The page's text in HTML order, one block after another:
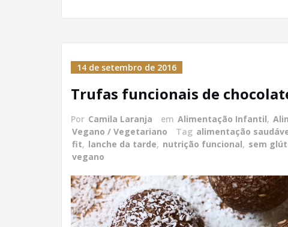
14 de setembro de 2016
Trufas funcionais de
Por Camila Laranja em Alimentação Infantil,
Vegano / Vegetariano
Tag alimentação
fit, lanche da tarde, nutrição funcional, sem
vegano